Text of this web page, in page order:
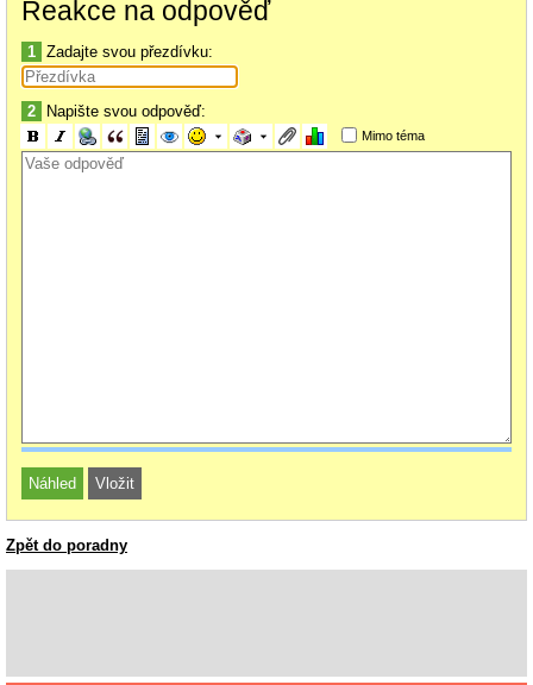
Reakce na odpověď
1 Zadajte svou přezdívku:
2 Napište svou odpověď:
Mimo téma
Zpět do poradny